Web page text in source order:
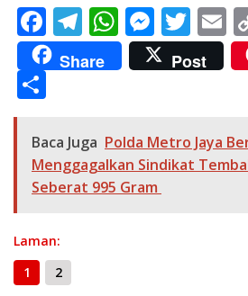
F
ac
e
o
o
k
T
el
e
a
m
W
h
at
A
p
p
M
e
ss
n
g
er
T
w
itt
E
ai
Share Post
ar
e
Baca Juga Polda Metro Jaya
Menggagalkan Sindikat
Seberat 995 Gram
Laman:
1
2